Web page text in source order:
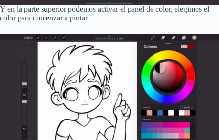
Y en la parte superior podemos activar el panel de color, elegimos el
color para comenzar a pintar.